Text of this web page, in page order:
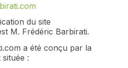
du site
M. Frédéric Barbirati.
a été conçu par la
située :